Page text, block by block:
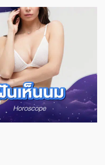
ที่ฝันว่าเห็นกุมารทอง จะมีลาภเป็น
สี่ยงโชคจากลอตเตอรี่ หรือสลาก
ชคใหญ่ และอย่าลืมทำบุญเสริมดวง
อกาสได้โชคใหญ่อยู่ไม่ไกล เลข
มารมาเล่นด้วย มาหยอกล้อคุณใน
อกับความทุกข์หรือว่าสิ่งที่ทำให้ไม่
าไว้ การเงินเป็นช่วงที่มีรายจ่าย
ในลักษณะนี้ก็ยังมีข้อดีอยู่บ้าง คือ
ช่วงนี้จะมีเสน่ห์มากเป็นพิเศษ แต่
อย่าไปมีรักสามเส้า เพราะอาจจะ
มารร้องไห้ นอกจากนี้ การฝันเห็น
ม่ค่อยดี เพราะเป็นฝันบอก
ำให้ไม่สบายใจ เช่น ปัญหาเรื่อง
มรัก เพราะมีเกณฑ์เจอรักทาง